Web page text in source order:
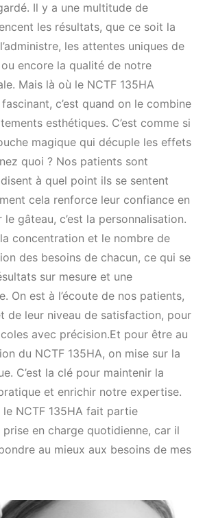
Il y a une multitude de
les résultats, que ce soit la
les attentes uniques de
encore la qualité de notre
Mais là où le NCTF 135HA
c’est quand on le combine
esthétiques. C’est comme si
magique qui décuple les effets
quoi ? Nos patients sont
à quel point ils se sentent
cela renforce leur confiance en
le gâteau, c’est la personnalisation.
concentration et le nombre de
des besoins de chacun, ce qui se
sur mesure et une
On est à l’écoute de nos patients,
de leur niveau de satisfaction, pour
avec précision.Et pour être au
du NCTF 135HA, on mise sur la
C’est la clé pour maintenir la
et enrichir notre expertise.
le NCTF 135HA fait partie
en charge quotidienne, car il
au mieux aux besoins de mes